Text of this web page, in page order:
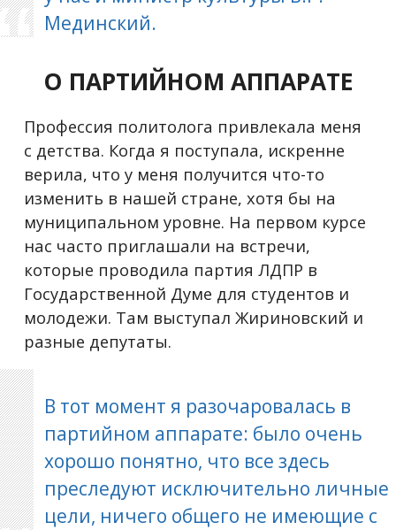
Мединский.
О ПАРТИЙНОМ АППАРАТЕ
Профессия политолога привлекала меня
с детства. Когда я поступала, искренне
верила, что у меня получится что-то
изменить в нашей стране, хотя бы на
муниципальном уровне. На первом курсе
нас часто приглашали на встречи,
которые проводила партия ЛДПР в
Государственной Думе для студентов и
молодежи. Там выступал Жириновский и
разные депутаты.
В тот момент я разочаровалась в
партийном аппарате: было очень
хорошо понятно, что все здесь
преследуют исключительно личные
цели, ничего общего не имеющие с